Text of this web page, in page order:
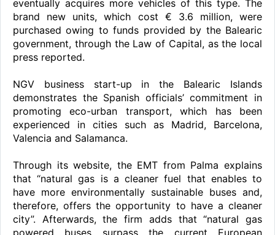
eventually acquires more vehicles of this type. The
brand new units, which cost € 3.6 million, were
purchased owing to funds provided by the Balearic
government, through the Law of Capital, as the local
press reported.
NGV business start-up in the Balearic Islands
demonstrates the Spanish officials’ commitment in
promoting eco-urban transport, which has been
experienced in cities such as Madrid, Barcelona,
Valencia and Salamanca.
Through its website, the EMT from Palma explains
that “natural gas is a cleaner fuel that enables to
have more environmentally sustainable buses and,
therefore, offers the opportunity to have a cleaner
city”. Afterwards, the firm adds that “natural gas
powered buses surpass the current European